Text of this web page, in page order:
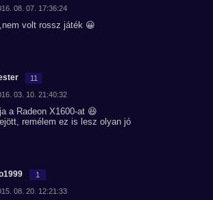
08. 07. 17:36:24
volt rossz játék 😀
11
03. 10. 21:40:32
a Radeon X1600-at 😆
remélem ez is lesz olyan jó
1
08. 20. 12:21:33